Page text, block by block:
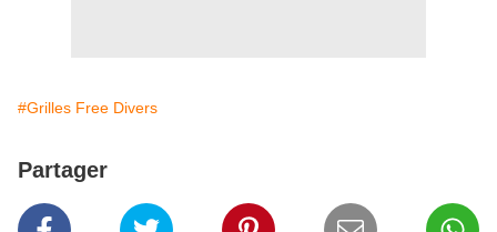
#Grilles Free Divers
Partager